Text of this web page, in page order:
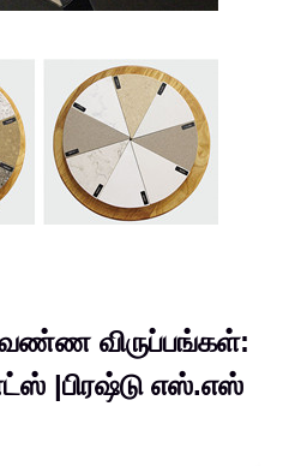
வண்ண விருப்பங்கள்:
|பிரஷ்டு எஸ்.எஸ்